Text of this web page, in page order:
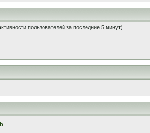
пользователей за последние 5 минут)